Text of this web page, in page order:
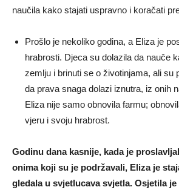
naučila kako stajati uspravno i koračati
Prošlo je nekoliko godina, a Eliza je
hrabrosti. Djeca su dolazila da nauče
zemlju i brinuti se o životinjama, ali su
da prava snaga dolazi iznutra, iz onih
Eliza nije samo obnovila farmu;
vjeru i svoju hrabrost.
Godinu dana kasnije, kada je
onima koji su je podržavali, Eliza je
gledala u svjetlucava svjetla. Osjetila